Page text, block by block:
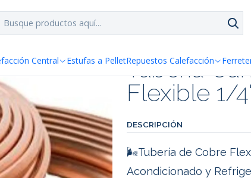
Central Estufas a PelletRepuestos Calefacción
1/4" x 15 mt.
Tuberia
Flexible 1/
DESCRIPCIÓN
🌬️Tubería de Cobre
Acondicionado y